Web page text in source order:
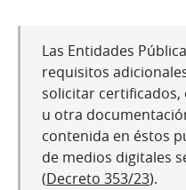
Las Entidades
requisitos
solicitar
u otra
contenida en éstos
de medios digitales
(Decreto 353/23).